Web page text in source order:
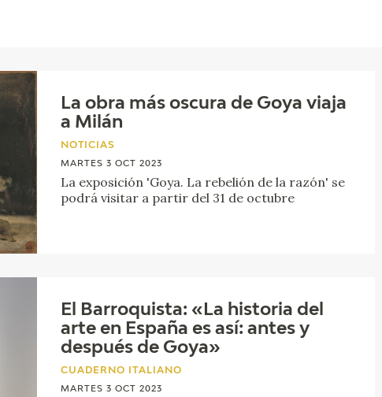
ACTUALIDAD
SALA DE
PRENSA
BLOG CUADERNO
ITALIANO
EL VIAJE DE GOYA
GOYA EN ARAGÓN
PREMIO ARAGÓN
PUBLICACIONES
La obra más oscura de Goya viaja
a Milán
NOTICIAS
MARTES 3 OCT 2023
La exposición 'Goya. La rebelión de la razón' se
podrá visitar a partir del 31 de octubre
El Barroquista: «La historia del
arte en España es así: antes y
después de Goya»
CUADERNO ITALIANO
MARTES 3 OCT 2023